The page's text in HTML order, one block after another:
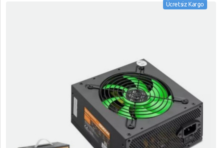
Ücretsiz Kargo